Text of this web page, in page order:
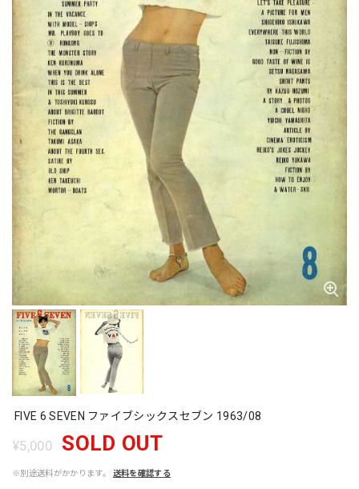
FIVE 6 SEVEN ファイブシックスセブン 1963/08
¥5,000 SOLD OUT
※別途送料がかかります。 送料を確認する